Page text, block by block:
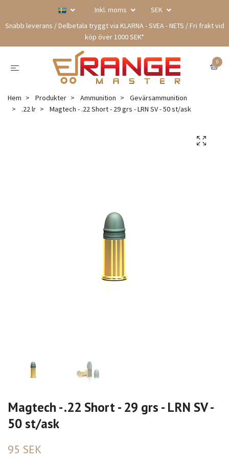
Inkl. moms
SEK
Snabb leverans / Delbetala tryggt via KLARNA - SVEA - NETS / Fri frakt vid
köp över 1000 SEK*
0
Hem Produkter Ammunition
Gevärsammunition
.22 lr
Magtech - .22 Short - 29 grs - LRN SV - 50 st/ask
Magtech - .22 Short - 29 grs - LRN SV -
50 st/ask
95 SEK